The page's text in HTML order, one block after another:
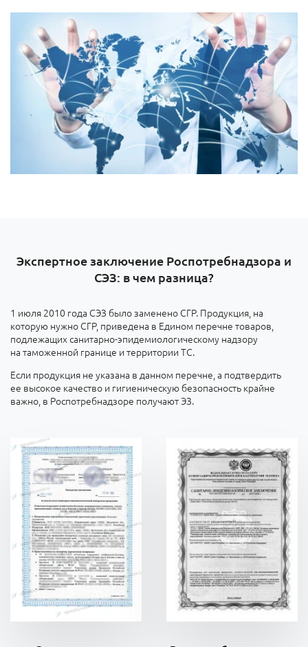
Экспертное заключение Роспотребнадзора и
СЭЗ: в чем разница?
1 июля 2010 года СЭЗ было заменено СГР. Продукция, на
которую нужно СГР, приведена в Едином перечне товаров,
подлежащих санитарно-эпидемиологическому надзору
на таможенной границе и территории ТС.
Если продукция не указана в данном перечне, а подтвердить
ее высокое качество и гигиеническую безопасность крайне
важно, в Роспотребнадзоре получают ЭЗ.